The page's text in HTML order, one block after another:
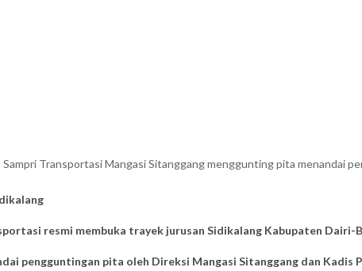
Transportasi Mangasi Sitanggang menggunting pita menandai
resmi membuka trayek jurusan Sidikalang Kabupaten
pengguntingan pita oleh Direksi Mangasi Sitanggang dan Kadis